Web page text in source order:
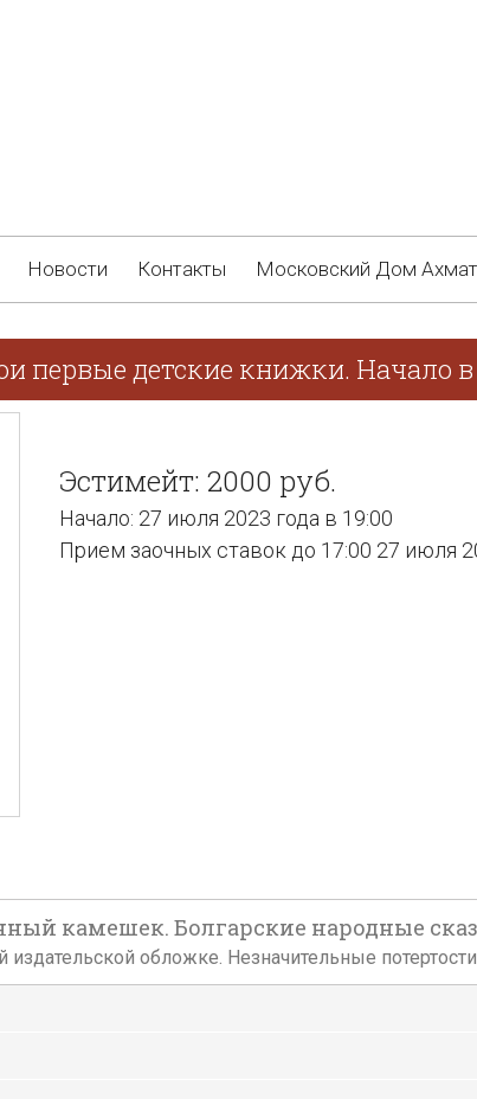
Новости Контакты Московский Дом
первые детские книжки. Начало в
Эстимейт: 2000 руб.
Начало: 27 июля 2023 года в 19:00
Прием заочных ставок до 17:00 27 июля
камешек. Болгарские народные
издательской обложке. Незначительные